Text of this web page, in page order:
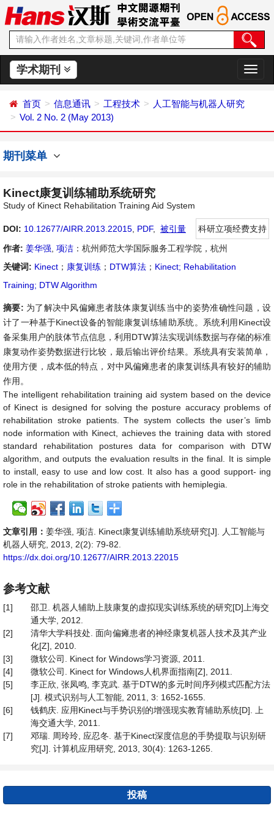
学术期刊
切
换
首页 信息通讯 工程技术
人工智能与机器人研究
Vol. 2 No. 2 (May 2013)
期刊菜单
Kinect康复训练辅助系统研究
Study of Kinect Rehabilitation Training Aid System
DOI: 10.12677/AIRR.2013.22015 PDF, 被引量
科研立项经费支持
作者: 姜华强 项洁 ：杭州师范大学国际服务工程学院，杭州
关键词: Kinect ； 康复训练 ； DTW算法 ； Kinect; Rehabilitation
Training; DTW Algorithm
摘要: 为了解决中风偏瘫患者肢体康复训练当中的姿势准确性问题，设
计了一种基于Kinect设备的智能康复训练辅助系统。系统利用Kinect设
备采集用户的肢体节点信息，利用DTW算法实现训练数据与存储的标准
康复动作姿势数据进行比较，最后输出评价结果。系统具有安装简单，
使用方便，成本低的特点，对中风偏瘫患者的康复训练具有较好的辅助
作用。
The intelligent rehabilitation training aid system based on the device
of Kinect is designed for solving the posture accuracy problems of
rehabilitation stroke patients. The system collects the user’s limb
node information with Kinect, achieves the training data with stored
standard rehabilitation postures data for comparison with DTW
algorithm, and outputs the evaluation results in the final. It is simple
to install, easy to use and low cost. It also has a good support- ing
role in the rehabilitation of stroke patients with hemiplegia.
文章引用： 姜华强, 项洁. Kinect康复训练辅助系统研究[J]. 人工智能与
机器人研究, 2013, 2(2): 79-82.
https://dx.doi.org/10.12677/AIRR.2013.22015
参考文献
[1]
邵卫. 机器人辅助上肢康复的虚拟现实训练系统的研究[D]上海交
通大学, 2012.
[2]
清华大学科技处. 面向偏瘫患者的神经康复机器人技术及其产业
化[Z], 2010.
[3]
微软公司. Kinect for Windows学习资源, 2011.
[4]
微软公司. Kinect for Windows人机界面指南[Z], 2011.
[5]
李正欣, 张凤鸣, 李克武. 基于DTW的多元时间序列模式匹配方法
[J]. 模式识别与人工智能, 2011, 3: 1652-1655.
[6]
钱鹤庆. 应用Kinect与手势识别的增强现实教育辅助系统[D]. 上
海交通大学, 2011.
[7]
邓瑞. 周玲玲, 应忍冬. 基于Kinect深度信息的手势提取与识别研
究[J]. 计算机应用研究, 2013, 30(4): 1263-1265.
投稿